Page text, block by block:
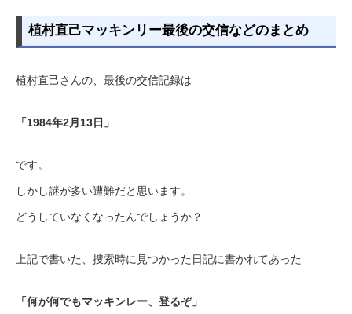
植村直己マッキンリー最後の交信などのまとめ
植村直己さんの、最後の交信記録は
「1984年2月13日」
です。
しかし謎が多い遭難だと思います。
どうしていなくなったんでしょうか？
上記で書いた、捜索時に見つかった日記に書かれてあった
「何が何でもマッキンレー、登るぞ」